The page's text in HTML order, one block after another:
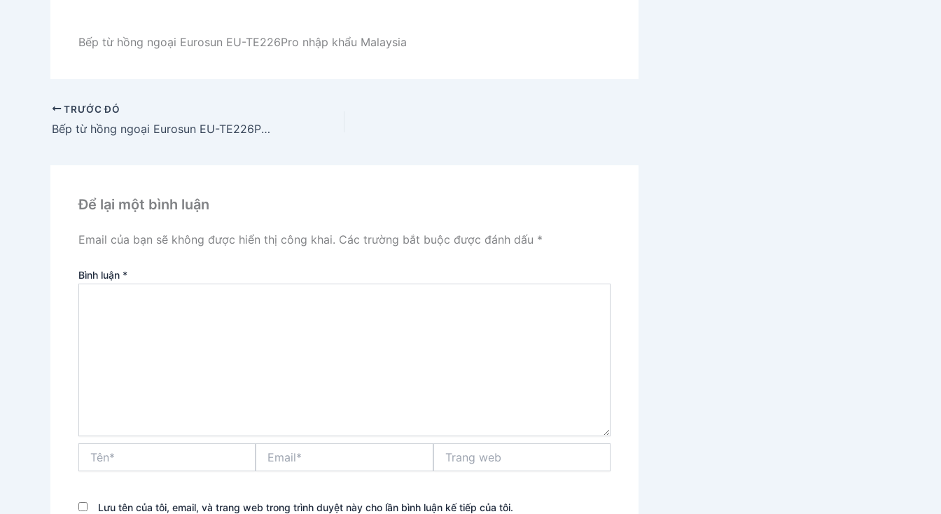
Bếp từ hồng ngoại Eurosun EU-TE226Pro nhập khẩu Malaysia
TRƯỚC ĐÓ
Bếp từ hồng ngoại Eurosun EU-TE226Pro nhập khẩu Malaysia
Để lại một bình luận
Email của bạn sẽ không được hiển thị công khai. Các trường bắt buộc được đánh dấu *
Bình luận *
web
Lưu tên của tôi, email, và trang web trong trình duyệt này cho lần bình luận kế tiếp của tôi.